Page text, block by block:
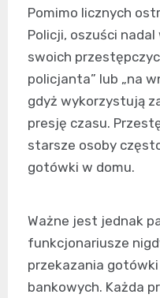
Pomimo licznych
Policji, oszuści
swoich
policjanta” lub „na
gdyż wykorzystują
presję czasu.
starsze osoby
gotówki w domu.
Ważne jest jednak
funkcjonariusze
przekazania
bankowych. Każda